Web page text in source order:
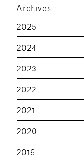
Archives
2025
2024
2023
2022
2021
2020
2019